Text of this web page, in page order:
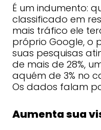
É um indumento:
classificado em
mais tráfico ele
próprio Google, o
suas pesquisas
de mais de 28%,
aquém de 3% no
Os dados falam
Aumenta sua